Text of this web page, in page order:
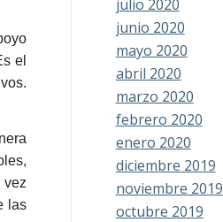
el
vez
las
julio 2020
junio 2020
mayo 2020
abril 2020
marzo 2020
febrero 2020
enero 2020
diciembre 2019
noviembre 2019
octubre 2019